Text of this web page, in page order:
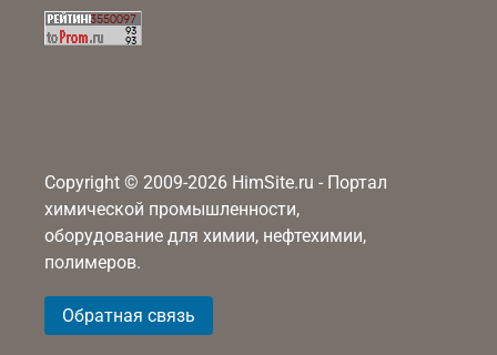
Copyright © 2009-2026 HimSite.ru - Портал
химической промышленности,
оборудование для химии, нефтехимии,
полимеров.
Обратная связь